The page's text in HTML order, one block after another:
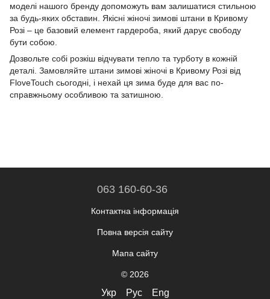
моделі нашого бренду допоможуть вам залишатися стильною
за будь-яких обставин. Якісні жіночі зимові штани в Кривому
Розі – це базовий елемент гардероба, який дарує свободу
бути собою.
Дозвольте собі розкіш відчувати тепло та турботу в кожній
деталі. Замовляйте штани зимові жіночі в Кривому Розі від
FloveTouch сьогодні, і нехай ця зима буде для вас по-
справжньому особливою та затишною.
063 160-60-36
Контактна інформація
Повна версія сайту
Мапа сайту
© 2026
Укр Рус Eng